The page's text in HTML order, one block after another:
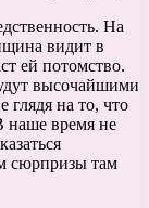
На
видит в
ей потомство.
высочайшими
глядя на то, что
наше время не
сюрпризы там